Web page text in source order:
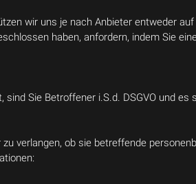
wir uns je nach Anbieter entweder
haben, anfordern, indem Sie
Sie Betroffener i.S.d. DSGVO und
verlangen, ob sie betreffende